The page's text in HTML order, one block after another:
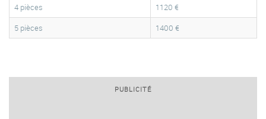
4 pièces
1120 €
5 pièces
1400 €
PUBLICITÉ